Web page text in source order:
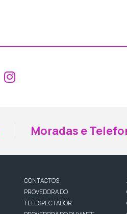
Aceder ao Facebook
Aceder ao
Moradas e
CONTACTOS
PROVEDORA DO
TELESPECTADOR